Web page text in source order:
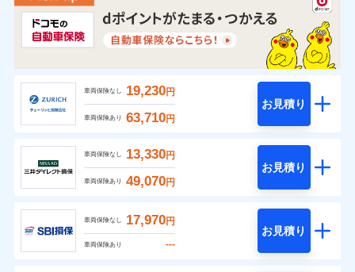
車両保険なし 19,230円
車両保険あり 63,710円
お見積り
車両保険なし 13,330円
車両保険あり 49,070円
お見積り
車両保険なし 17,970円
車両保険あり ---
お見積り